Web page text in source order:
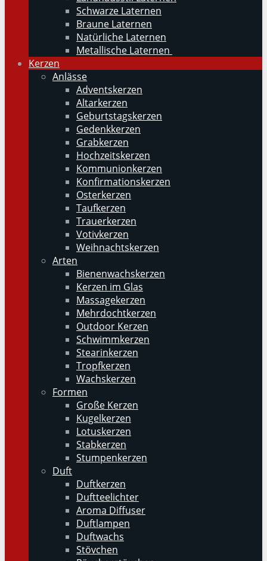
Schwarze Laternen
Braune Laternen
Natürliche Laternen
Metallische Laternen
Kerzen
Anlässe
Adventskerzen
Altarkerzen
Geburtstagskerzen
Gedenkkerzen
Grabkerzen
Hochzeitskerzen
Kommunionkerzen
Konfirmationskerzen
Osterkerzen
Taufkerzen
Trauerkerzen
Votivkerzen
Weihnachtskerzen
Arten
Bienenwachskerzen
Kerzen im Glas
Massagekerzen
Mehrdochtkerzen
Outdoor Kerzen
Schwimmkerzen
Stearinkerzen
Tropfkerzen
Wachskerzen
Formen
Große Kerzen
Kugelkerzen
Lotuskerzen
Stabkerzen
Stumpenkerzen
Duft
Duftkerzen
Duftteelichter
Aroma Diffuser
Duftlampen
Duftwachs
Stövchen